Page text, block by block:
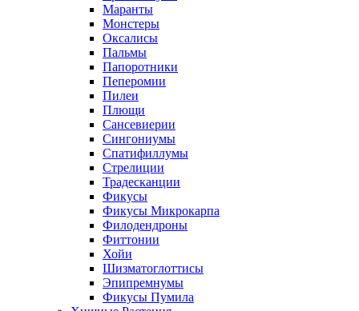
Маранты
Монстеры
Оксалисы
Пальмы
Папоротники
Пеперомии
Пилеи
Плющи
Сансевиерии
Сингониумы
Спатифиллумы
Стрелиции
Традесканции
Фикусы
Фикусы Микрокарпа
Филодендроны
Фиттонии
Хойи
Шизматоглоттисы
Эпипремнумы
Фикусы Пумила